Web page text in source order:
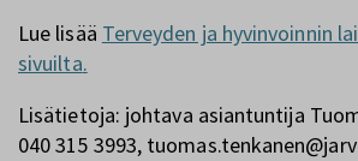
Lue lisää Terveyden ja hyvinvoinnin
sivuilta.
Lisätietoja: johtava asiantuntija
040 315 3993,